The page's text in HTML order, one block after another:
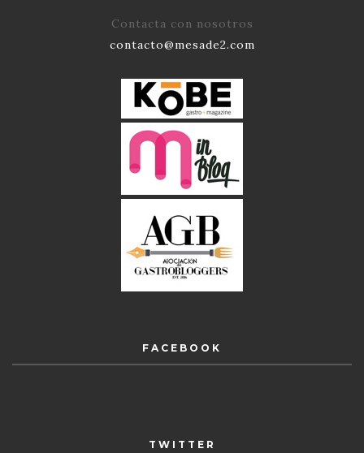
Contacta con nosotros
contacto@mesade2.com
FACEBOOK
TWITTER